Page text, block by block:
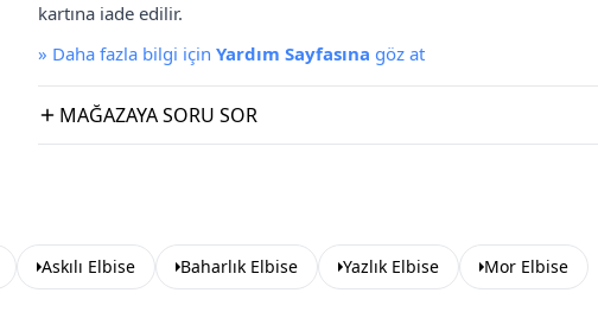
kartına iade edilir.
» Daha fazla bilgi için Yardım Sayfasına göz at
MAĞAZAYA SORU SOR
Askılı Elbise Baharlık Elbise Yazlık Elbise Mor Elbise